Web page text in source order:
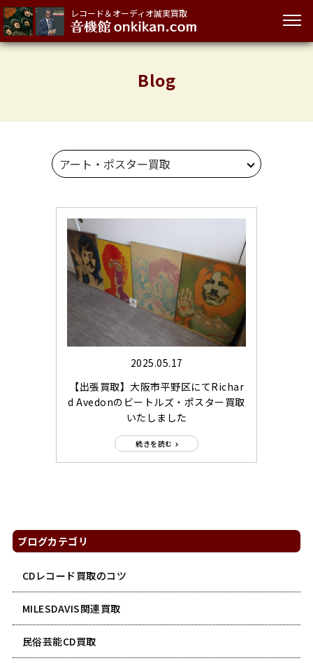
レコード＆オーディオ誠実買取
Blog
2025.05.17
【出張買取】大阪市平野区にてRichar
d Avedonのビートルズ・ポスター買取
いたしました
続きを読む
ブログカテゴリ
CDレコード買取のコツ
MILESDAVIS関連買取
民俗芸能CD買取